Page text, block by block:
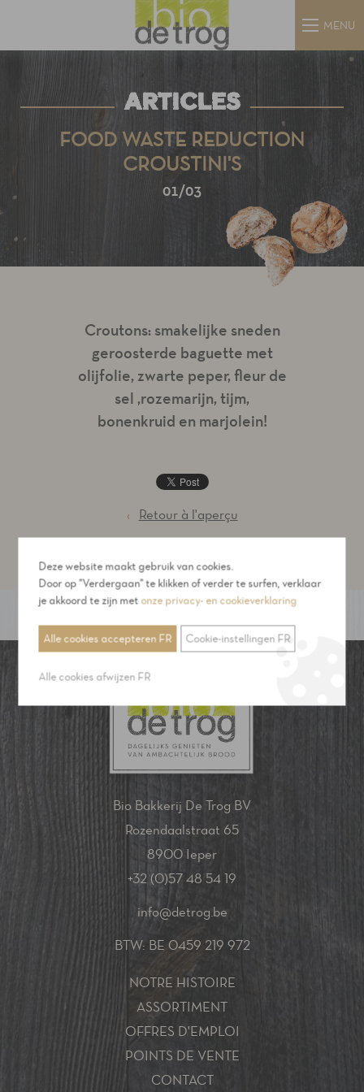
MENU
ARTICLES
FOOD WASTE REDUCTION
CROUSTINI'S
01/03
Croutons: smakelijke sneden
geroosterde baguette met
olijfolie, zwarte peper, fleur de
sel ,rozemarijn, tijm,
bonenkruid en marjolein!
‹ Retour à l'aperçu
Bio Bakkerij De Trog BV
Rozendaalstraat 65
8900 Ieper
+32 (0)57 48 54 19
info@detrog.be
BTW: BE 0459 219 972
NOTRE HISTOIRE
ASSORTIMENT
OFFRES D'EMPLOI
POINTS DE VENTE
CONTACT
Deze website maakt gebruik van cookies.
Door op "Verdergaan" te klikken of verder te surfen, verklaar
je akkoord te zijn met onze privacy- en cookieverklaring
Alle cookies accepteren FR Cookie-instellingen FR
Alle cookies afwijzen FR